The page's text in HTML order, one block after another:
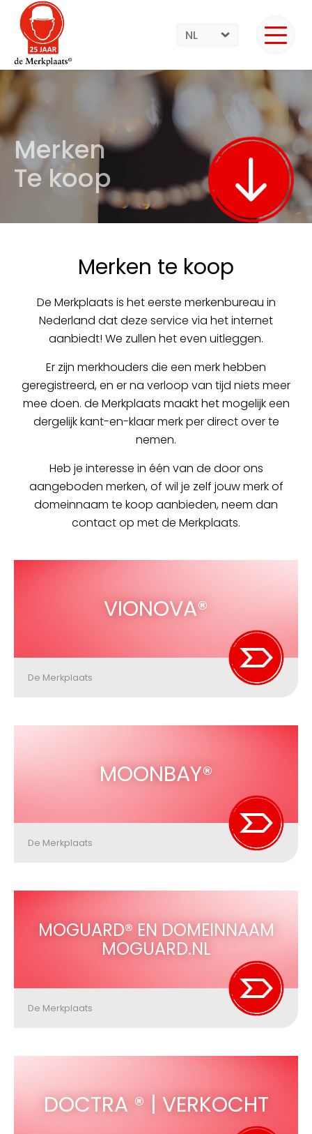
NL
Merken
Te koop
Merken te koop
De Merkplaats is het eerste merkenbureau in
Nederland dat deze service via het internet
aanbiedt! We zullen het even uitleggen.
Er zijn merkhouders die een merk hebben
geregistreerd, en er na verloop van tijd niets meer
mee doen. de Merkplaats maakt het mogelijk een
dergelijk kant-en-klaar merk per direct over te
nemen.
Heb je interesse in één van de door ons
aangeboden merken, of wil je zelf jouw merk of
domeinnaam te koop aanbieden, neem dan
contact op met de Merkplaats.
VIONOVA®
De Merkplaats
MOONBAY®
De Merkplaats
MOGUARD® EN DOMEINNAAM
MOGUARD.NL
De Merkplaats
DOCTRA ® | VERKOCHT